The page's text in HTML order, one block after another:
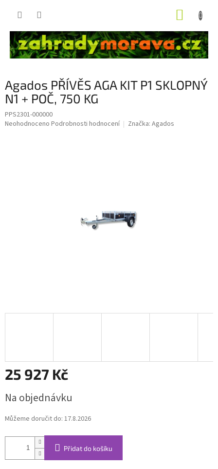
Agados PŘÍVĚS AGA KIT P1 SKLOPNÝ
N1 + POČ, 750 KG
PPS2301-000000
Průměrné
Neohodnoceno Podrobnosti hodnocení Značka: Agados
25 927 Kč
cena:
Na objednávku
Můžeme doručit do: 17.8.2026
Přidat do košíku